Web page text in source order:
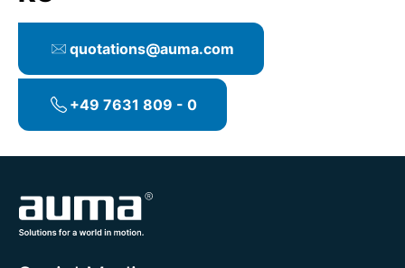
quotations@auma.com
+49 7631 809 - 0